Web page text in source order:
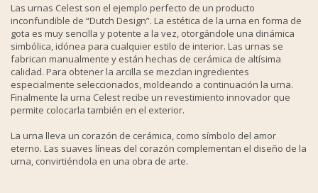
Las urnas Celest son el ejemplo perfecto de un producto
inconfundible de “Dutch Design”. La estética de la urna en forma de
gota es muy sencilla y potente a la vez, otorgándole una dinámica
simbólica, idónea para cualquier estilo de interior. Las urnas se
fabrican manualmente y están hechas de cerámica de altísima
calidad. Para obtener la arcilla se mezclan ingredientes
especialmente seleccionados, moldeando a continuación la urna.
Finalmente la urna Celest recibe un revestimiento innovador que
permite colocarla también en el exterior.
La urna lleva un corazón de cerámica, como símbolo del amor
eterno. Las suaves líneas del corazón complementan el diseño de la
urna, convirtiéndola en una obra de arte.